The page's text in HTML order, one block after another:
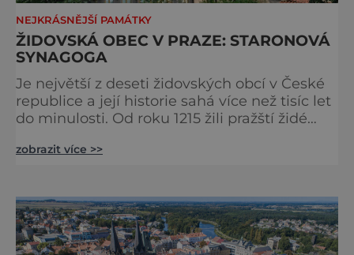
NEJKRÁSNĚJŠÍ PAMÁTKY
ŽIDOVSKÁ OBEC V PRAZE: STARONOVÁ
SYNAGOGA
Je největší z deseti židovských obcí v České
republice a její historie sahá více než tisíc let
do minulosti. Od roku 1215 žili pražští židé
dnešního Josefova. Vedle Starého
Židovského muzea, jsou nejvýznamnějšími
památkami na kdysi tajemné židovské
město Staronová synagoga a přile
zobrazit více >>